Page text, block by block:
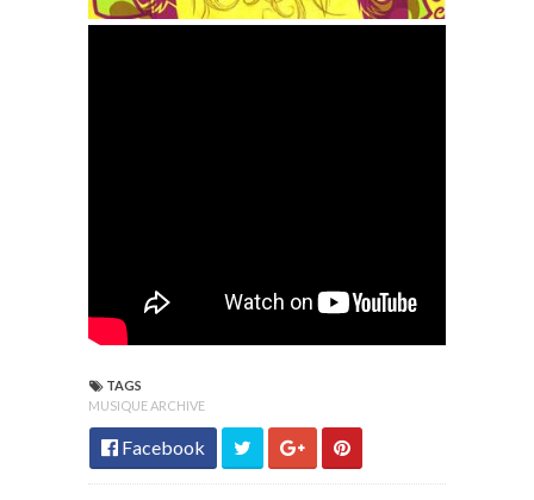
TAGS
MUSIQUE ARCHIVE
Facebook